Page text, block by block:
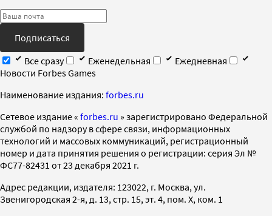
Подписаться
Все сразу
Еженедельная
Ежедневная
Новости Forbes Games
Наименование издания: forbes.ru
Cетевое издание « forbes.ru » зарегистрировано Федеральной
службой по надзору в сфере связи, информационных
технологий и массовых коммуникаций, регистрационный
номер и дата принятия решения о регистрации: серия Эл №
ФС77-82431 от 23 декабря 2021 г.
Адрес редакции, издателя: 123022, г. Москва, ул.
Звенигородская 2-я, д. 13, стр. 15, эт. 4, пом. X, ком. 1